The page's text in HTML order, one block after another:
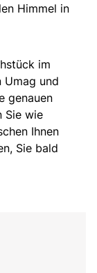
Himmel in
im
Umag und
genauen
Sie wie
Ihnen
Sie bald